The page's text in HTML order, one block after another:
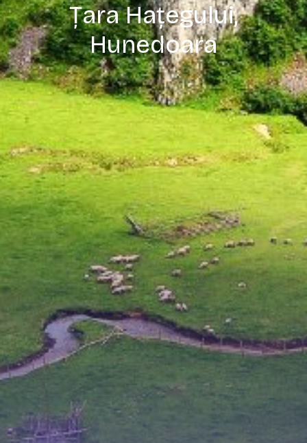
Țara Hațegului,
Hunedoara